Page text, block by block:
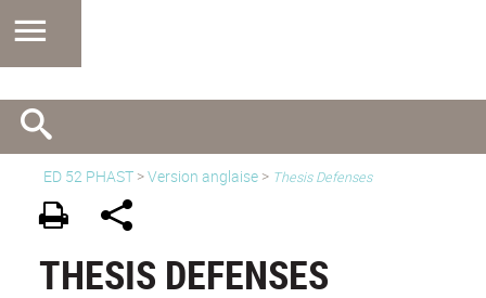
ED 52 PHAST >Version anglaise > Thesis Defenses
THESIS DEFENSES